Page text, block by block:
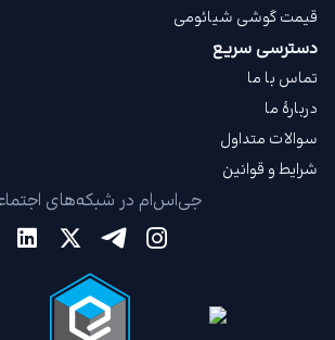
قیمت گوشی شیائومی
دسترسی سریع
تماس با ما
دربارهٔ ما
سوالات متداول
شرایط و قوانین
جی‌اس‌ام در شبکه‌های